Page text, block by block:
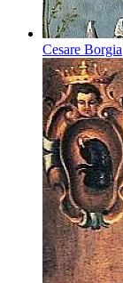
Cesare Borgia